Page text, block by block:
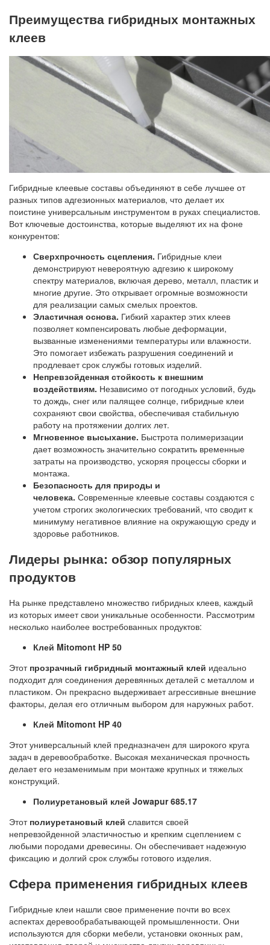
Преимущества гибридных монтажных
клеев
Гибридные клеевые составы объединяют в себе лучшее от
разных типов адгезионных материалов, что делает их
поистине универсальным инструментом в руках специалистов.
Вот ключевые достоинства, которые выделяют их на фоне
конкурентов:
Сверхпрочность сцепления. Гибридные клеи
демонстрируют невероятную адгезию к широкому
спектру материалов, включая дерево, металл, пластик и
многие другие. Это открывает огромные возможности
для реализации самых смелых проектов.
Эластичная основа. Гибкий характер этих клеев
позволяет компенсировать любые деформации,
вызванные изменениями температуры или влажности.
Это помогает избежать разрушения соединений и
продлевает срок службы готовых изделий.
Непревзойденная стойкость к внешним
воздействиям. Независимо от погодных условий, будь
то дождь, снег или палящее солнце, гибридные клеи
сохраняют свои свойства, обеспечивая стабильную
работу на протяжении долгих лет.
Мгновенное высыхание. Быстрота полимеризации
дает возможность значительно сократить временные
затраты на производство, ускоряя процессы сборки и
монтажа.
Безопасность для природы и
человека. Современные клеевые составы создаются с
учетом строгих экологических требований, что сводит к
минимуму негативное влияние на окружающую среду и
здоровье работников.
Лидеры рынка: обзор популярных
продуктов
На рынке представлено множество гибридных клеев, каждый
из которых имеет свои уникальные особенности. Рассмотрим
несколько наиболее востребованных продуктов:
Клей Mitomont HP 50
Этот прозрачный гибридный монтажный клей идеально
подходит для соединения деревянных деталей с металлом и
пластиком. Он прекрасно выдерживает агрессивные внешние
факторы, делая его отличным выбором для наружных работ.
Клей Mitomont HP 40
Этот универсальный клей предназначен для широкого круга
задач в деревообработке. Высокая механическая прочность
делает его незаменимым при монтаже крупных и тяжелых
конструкций.
Полиуретановый клей Jowapur 685.17
Этот полиуретановый клей славится своей
непревзойденной эластичностью и крепким сцеплением с
любыми породами древесины. Он обеспечивает надежную
фиксацию и долгий срок службы готового изделия.
Сфера применения гибридных клеев
Гибридные клеи нашли свое применение почти во всех
аспектах деревообрабатывающей промышленности. Они
используются для сборки мебели, установки оконных рам,